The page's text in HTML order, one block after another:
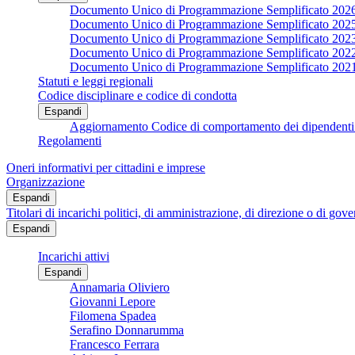
Documento Unico di Programmazione Semplificato
Documento Unico di Programmazione Semplificato
Documento Unico di Programmazione Semplificato
Documento Unico di Programmazione Semplificato
Documento Unico di Programmazione Semplificato
Statuti e leggi regionali
Codice disciplinare e codice di condotta
Espandi
Aggiornamento Codice di comportamento dei
Regolamenti
Oneri informativi per cittadini e imprese
Organizzazione
Espandi
Titolari di incarichi politici, di amministrazione, di direzione o di
Espandi
Incarichi attivi
Espandi
Annamaria Oliviero
Giovanni Lepore
Filomena Spadea
Serafino Donnarumma
Francesco Ferrara